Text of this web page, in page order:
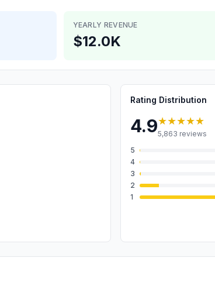
YEARLY REVENUE
$12.0K
Rating Distribution
4.9★★★★★
5,863 reviews
5
4
3
2
1